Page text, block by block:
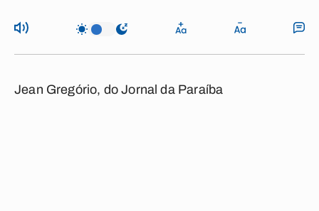
Jean Gregório, do Jornal da Paraíba